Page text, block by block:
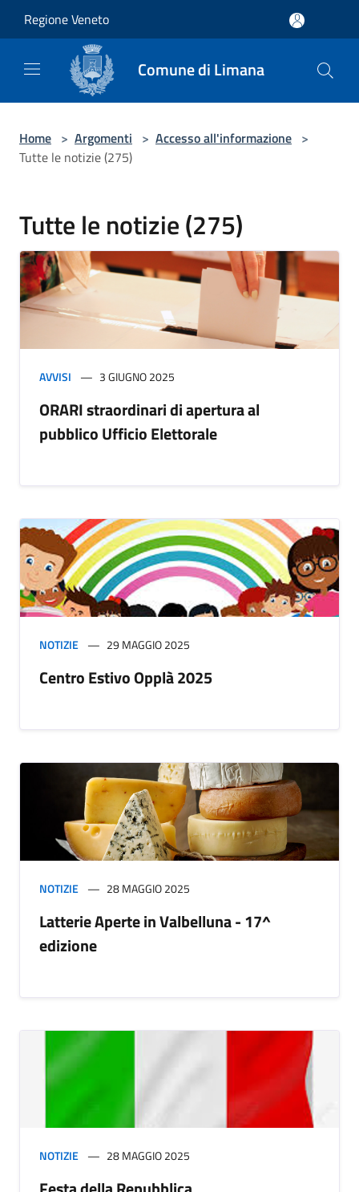
Regione Veneto
Comune di Limana
Home > Argomenti > Accesso all'informazione >
Tutte le notizie (275)
Tutte le notizie (275)
AVVISI 3 GIUGNO 2025
ORARI straordinari di apertura al
pubblico Ufficio Elettorale
NOTIZIE 29 MAGGIO 2025
Centro Estivo Opplà 2025
NOTIZIE 28 MAGGIO 2025
Latterie Aperte in Valbelluna - 17^
edizione
NOTIZIE 28 MAGGIO 2025